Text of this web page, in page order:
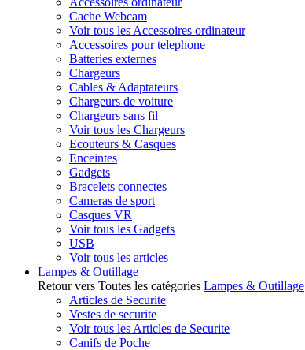
Cache Webcam
Voir tous les Accessoires ordinateur
Accessoires pour telephone
Batteries externes
Chargeurs
Cables & Adaptateurs
Chargeurs de voiture
Chargeurs sans fil
Voir tous les Chargeurs
Ecouteurs & Casques
Enceintes
Gadgets
Bracelets connectes
Cameras de sport
Casques VR
Voir tous les Gadgets
USB
Voir tous les articles
Lampes & Outillage
Retour vers Toutes les catégories Lampes & Outillage
Articles de Securite
Vestes de securite
Voir tous les Articles de Securite
Canifs de Poche